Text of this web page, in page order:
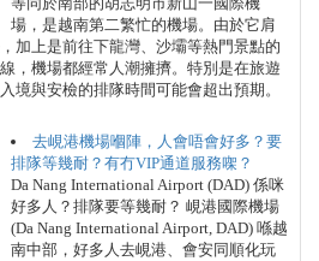
場，是越南第二繁忙的機場。由於它肩
加上是前往下龍灣、沙壩等熱門景點的
，機場都經常人潮擁擠。特別是在旅遊
境與安檢的排隊時間可能會超出預期。
去峴港機場嗰陣，人會唔會好多？要
排隊等幾耐？有冇VIP通道服務㗎？
Da Nang International Airport (DAD) 係咪
好多人？排隊要等幾耐？ 峴港國際機場
(Da Nang International Airport, DAD) 喺越
南中部，好多人去峴港、會安同順化玩